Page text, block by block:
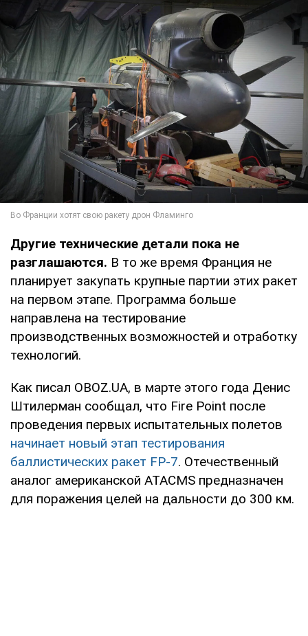
Другие технические детали пока не
разглашаются. В то же время Франция не
планирует закупать крупные партии этих ракет
на первом этапе. Программа больше
направлена на тестирование
производственных возможностей и отработку
технологий.
Как писал OBOZ.UA, в марте этого года Денис
Штилерман сообщал, что Fire Point после
проведения первых испытательных полетов
начинает новый этап тестирования
баллистических ракет FP-7. Отечественный
аналог американской ATACMS предназначен
для поражения целей на дальности до 300 км.